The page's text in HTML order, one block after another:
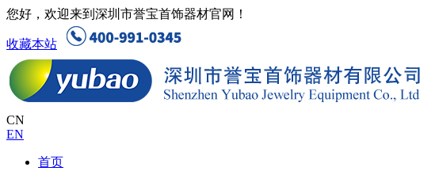
您好，欢迎来到深圳市誉宝首饰器材官网！
收藏本站
CN
EN
首页